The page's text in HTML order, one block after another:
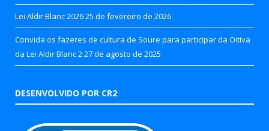
Lei Aldir Blanc 202625 de fevereiro de 2026
Convida os fazeres de cultura de Soure para participar da Oitiva
da Lei Aldir Blanc 227 de agosto de 2025
DESENVOLVIDO POR CR2